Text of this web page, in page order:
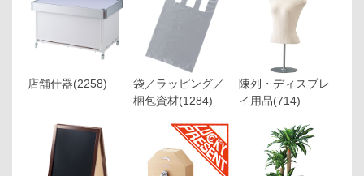
店舗什器(2258)
袋／ラッピング／
梱包資材(1284)
陳列・ディスプレ
イ用品(714)